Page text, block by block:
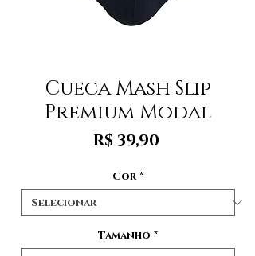
Cueca Mash Slip
Premium Modal
R$ 39,90Preço
Cor *
Tamanho *